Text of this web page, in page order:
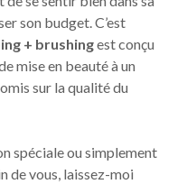
son budget. C’est
+ brushingest conçu
mise en beauté à un
sur la qualité du
spéciale ou simplement
de vous, laissez-moi